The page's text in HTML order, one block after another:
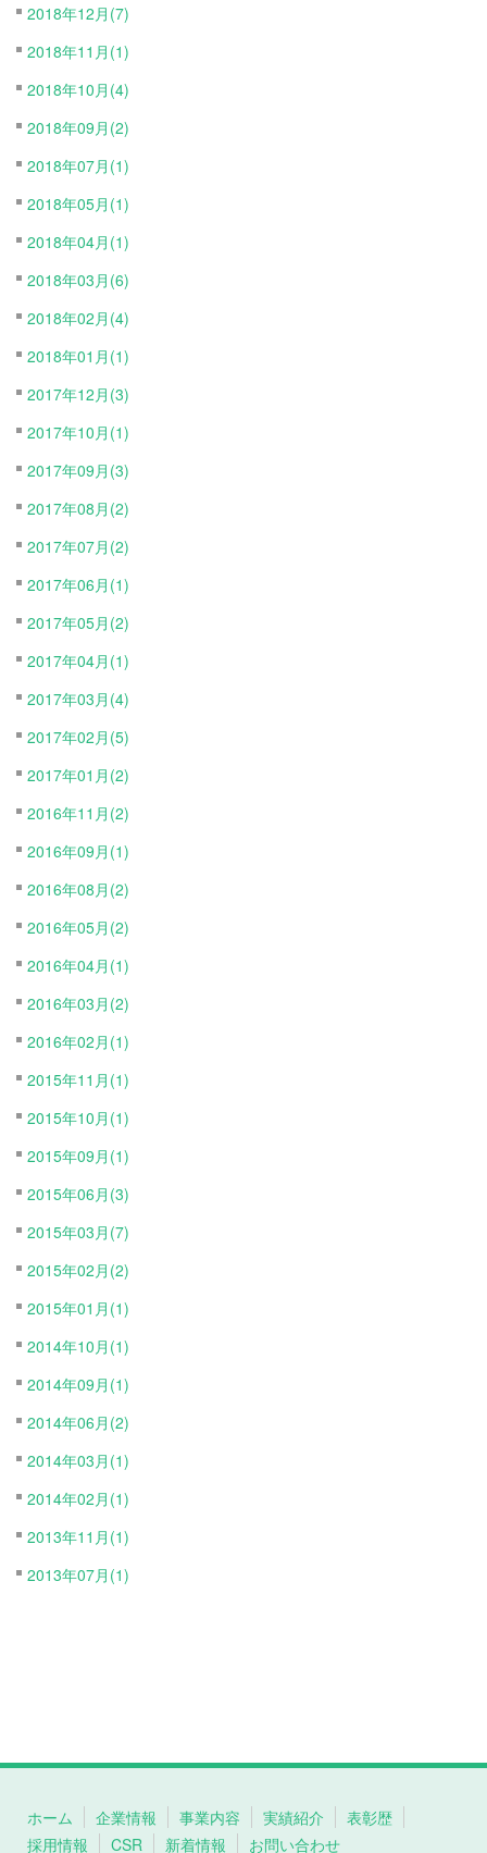
2018年12月(7)
2018年11月(1)
2018年10月(4)
2018年09月(2)
2018年07月(1)
2018年05月(1)
2018年04月(1)
2018年03月(6)
2018年02月(4)
2018年01月(1)
2017年12月(3)
2017年10月(1)
2017年09月(3)
2017年08月(2)
2017年07月(2)
2017年06月(1)
2017年05月(2)
2017年04月(1)
2017年03月(4)
2017年02月(5)
2017年01月(2)
2016年11月(2)
2016年09月(1)
2016年08月(2)
2016年05月(2)
2016年04月(1)
2016年03月(2)
2016年02月(1)
2015年11月(1)
2015年10月(1)
2015年09月(1)
2015年06月(3)
2015年03月(7)
2015年02月(2)
2015年01月(1)
2014年10月(1)
2014年09月(1)
2014年06月(2)
2014年03月(1)
2014年02月(1)
2013年11月(1)
2013年07月(1)
ホーム 企業情報 事業内容 実績紹介
表彰歴
採用情報
CSR 新着情報 お問い合わせ